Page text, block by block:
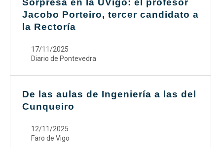
Sorpresa en la UVigo: el profesor
Jacobo Porteiro, tercer candidato a
la Rectoría
17/11/2025
Diario de Pontevedra
De las aulas de Ingeniería a las del
Cunqueiro
12/11/2025
Faro de Vigo